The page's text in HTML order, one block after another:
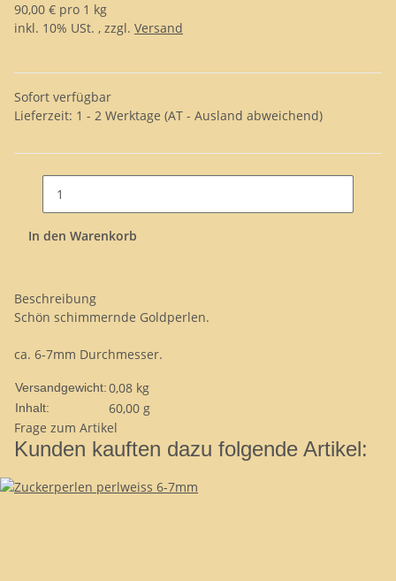
90,00 € pro 1 kg
inkl. 10% USt. , zzgl. Versand
Sofort verfügbar
Lieferzeit: 1 - 2 Werktage (AT - Ausland abweichend)
In den Warenkorb
Beschreibung
Schön schimmernde Goldperlen.
ca. 6-7mm Durchmesser.
Versandgewicht:0,08 kg
Inhalt:
60,00 g
Frage zum Artikel
Kunden kauften dazu folgende Artikel: